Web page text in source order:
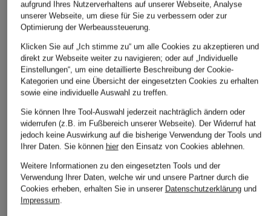
+Aktionsrabatt
Nike
Laufschuhe ZOOM
FLY 6
129,99 €
Bestpreis:107,99 €
+Aktionsrabatt
BROOKS
Laufschuhe GLYCERIN
23
139,99 €
+Aktionsrabatt
BROOKS
Laufschuhe
HYPERION MAX 3
134,99 €
aufgrund Ihres Nutzerverhaltens auf unserer Webseite, Analyse
unserer Webseite, um diese für Sie zu verbessern oder zur
Optimierung der Werbeaussteuerung.
Klicken Sie auf „Ich stimme zu“ um alle Cookies zu akzeptieren und
direkt zur Webseite weiter zu navigieren; oder auf „Individuelle
Einstellungen“, um eine detaillierte Beschreibung der Cookie-
Kategorien und eine Übersicht der eingesetzten Cookies zu erhalten
sowie eine individuelle Auswahl zu treffen.
Sie können Ihre Tool-Auswahl jederzeit nachträglich ändern oder
widerrufen (z.B. im Fußbereich unserer Webseite). Der Widerruf hat
jedoch keine Auswirkung auf die bisherige Verwendung der Tools und
Ihrer Daten. Sie können hierden Einsatz von Cookies ablehnen.
Weitere Informationen zu den eingesetzten Tools und der
Verwendung Ihrer Daten, welche wir und unsere Partner durch die
Cookies erheben, erhalten Sie in unserer Datenschutzerklärungund
Impressum.